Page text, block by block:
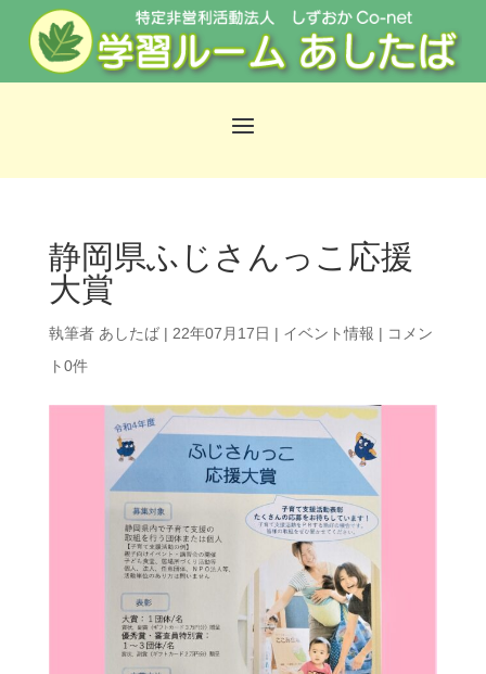
静岡県ふじさんっこ応援
大賞
執筆者 あしたば| 22年07月17日 | イベント情報 | コメン
ト0件